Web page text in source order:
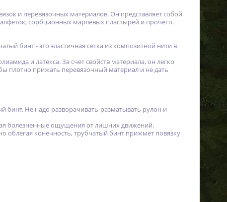
и перевязочных материалов. Он представляет собой
сорбционных марлевых пластырей и прочего.
бинт - это эластичная сетка из композитной нити в
и латекса. За счет свойств материала, он легко
плотно прижать перевязочный материал и не дать
бинт. Не надо разворачивать-разматывать рулон и
болезненные ощущения от лишних движений.
облегая конечность, трубчатый бинт прижмет повязку